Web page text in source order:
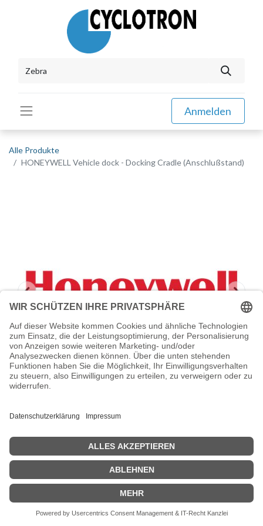
Anmelden
Alle Produkte
HONEYWELL Vehicle dock - Docking Cradle (Anschlußstand)
HONEYWELL Vehicle dock - Docking
Cradle (Anschlußstand)
Honeywell Vehicle dock - Docking Cradle (Anschlußstand) - für
Dolphin CT50, CT60, CT60 XP
Zeige Preise inklusiv MwSt. (Brutto)
366,08€ inkl. MwSt.